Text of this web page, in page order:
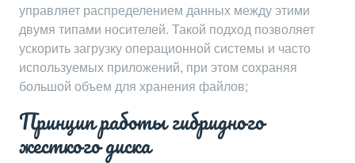
управляет распределением данных между этими
двумя типами носителей. Такой подход позволяет
ускорить загрузку операционной системы и часто
используемых приложений, при этом сохраняя
большой объем для хранения файлов;
Принцип работы гибридного
жесткого диска